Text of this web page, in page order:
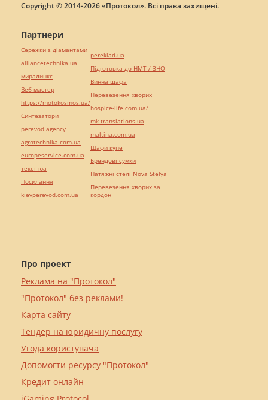
Copyright © 2014-2026 «Протокол». Всі права захищені.
Про проект
Реклама на "Протокол"
"Протокол" без реклами!
Карта сайту
Тендер на юридичну послугу
Угода користувача
Допомогти ресурсу "Протокол"
Кредит онлайн
Партнери
Сережки з діамантами
alliancetechnika.ua
миралинкс
Веб мастер
https://motokosmos.ua/
Синтезатори
perevod.agency
agrotechnika.com.ua
europeservice.com.ua
текст юа
Посилання
kievperevod.com.ua
pereklad.ua
Підготовка до НМТ / ЗНО
Винна шафа
Перевезення хворих
hospice-life.com.ua/
mk-translations.ua
maltina.com.ua
Шафи купе
Брендові сумки
Натяжні стелі Nova Stelya
Перевезення хворих за
кордон